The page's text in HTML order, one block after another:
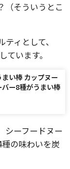
（そういうとこ
ィとして、
ています。
い棒 カップヌー
ー8種がうまい棒
シーフードヌー
の味わいを炭